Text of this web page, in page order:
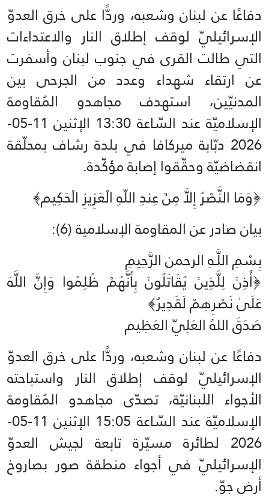
دفاعًا عن لبنان وشعبه، وردًّا على خرق العدوّ
الإسرائيليّ لوقف إطلاق النار والاعتداءات
التي طالت القرى في جنوب لبنان وأسفرت
عن ارتقاء شهداء وعدد من الجرحى بين
المدنيّين، استهدف مجاهدو المُقاومة
الإسلاميّة عند السّاعة 13:30 الإثنين 11-05-
2026 دبّابة ميركافا في بلدة رشاف بمحلّقة
انقضاضيّة وحقّقوا إصابة مؤكّدة.
﴿وَمَا النَّصْرُ إِلاَّ مِنْ عِندِ اللّهِ الْعَزِيزِ الْحَكِيم﴾‏
بيان صادر عن المقاومة الإسلامية (6):‏
بِسْمِ اللَّـهِ الرحمن الرَّحِيمِ
‏﴿أُذِنَ لِلَّذِينَ يُقَاتَلُونَ بِأَنَّهُمْ ظُلِمُوا وَإِنَّ اللَّهَ
عَلَىٰ نَصْرِهِمْ لَقَدِيرٌ﴾‏
صَدَقَ اللهُ العَلِيّ العَظِيم
دفاعًا عن لبنان وشعبه، وردًّا على خرق العدوّ
الإسرائيليّ لوقف إطلاق النار واستباحته
الأجواء اللبنانيّة، تصدّى مجاهدو المُقاومة
الإسلاميّة عند السّاعة 15:05 الإثنين 11-05-
2026 لطائرة مسيّرة تابعة لجيش العدوّ
الإسرائيليّ في أجواء منطقة صور بصاروخ
أرض جوّ.